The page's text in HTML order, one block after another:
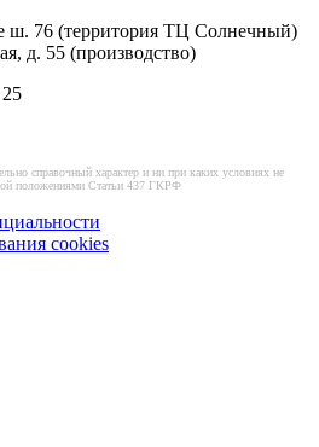
ш. 76 (территория ТЦ Солнечный)
д. 55 (производство)
справочный характер и ни при каких условиях не
положениями Статьи 437 ГКРФ
cookies